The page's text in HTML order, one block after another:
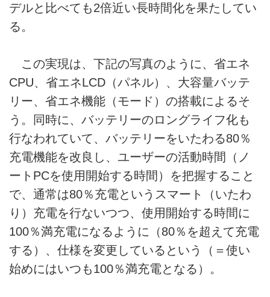
デルと比べても2倍近い長時間化を果たしてい
る。
この実現は、下記の写真のように、省エネ
CPU、省エネLCD（パネル）、大容量バッテ
リー、省エネ機能（モード）の搭載によるそ
う。同時に、バッテリーのロングライフ化も
行なわれていて、バッテリーをいたわる80％
充電機能を改良し、ユーザーの活動時間（ノ
ートPCを使用開始する時間）を把握すること
で、通常は80％充電というスマート（いたわ
り）充電を行ないつつ、使用開始する時間に
100％満充電になるように（80％を超えて充電
する）、仕様を変更しているという（＝使い
始めにはいつも100％満充電となる）。